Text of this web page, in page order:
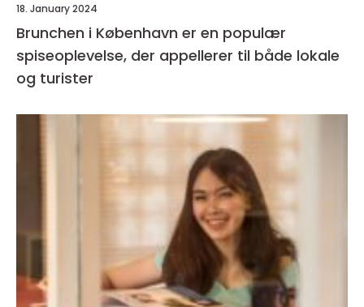
18. January 2024
Brunchen i København er en populær
spiseoplevelse, der appellerer til både lokale
og turister